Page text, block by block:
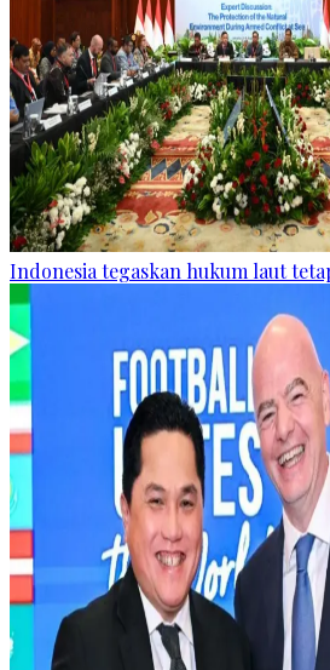
Indonesia tegaskan hukum laut